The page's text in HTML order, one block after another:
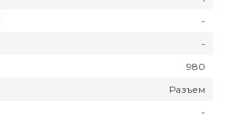
-
-
980
Разъем
-